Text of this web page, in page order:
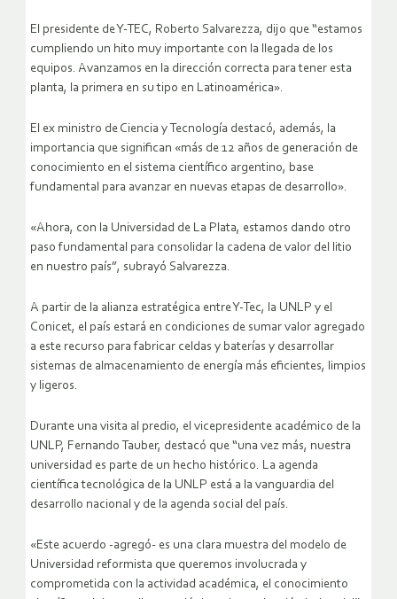
El presidente de Y-TEC, Roberto Salvarezza, dijo que “estamos
cumpliendo un hito muy importante con la llegada de los
equipos. Avanzamos en la dirección correcta para tener esta
planta, la primera en su tipo en Latinoamérica».
El ex ministro de Ciencia y Tecnología destacó, además, la
importancia que significan «más de 12 años de generación de
conocimiento en el sistema científico argentino, base
fundamental para avanzar en nuevas etapas de desarrollo».
«Ahora, con la Universidad de La Plata, estamos dando otro
paso fundamental para consolidar la cadena de valor del litio
en nuestro país”, subrayó Salvarezza.
A partir de la alianza estratégica entre Y-Tec, la UNLP y el
Conicet, el país estará en condiciones de sumar valor agregado
a este recurso para fabricar celdas y baterías y desarrollar
sistemas de almacenamiento de energía más eficientes, limpios
y ligeros.
Durante una visita al predio, el vicepresidente académico de la
UNLP, Fernando Tauber, destacó que “una vez más, nuestra
universidad es parte de un hecho histórico. La agenda
científica tecnológica de la UNLP está a la vanguardia del
desarrollo nacional y de la agenda social del país.
«Este acuerdo -agregó- es una clara muestra del modelo de
Universidad reformista que queremos involucrada y
comprometida con la actividad académica, el conocimiento